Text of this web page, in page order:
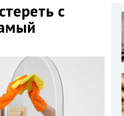
с